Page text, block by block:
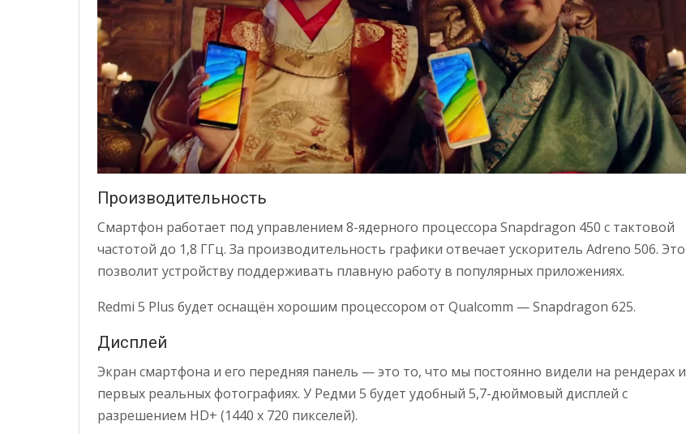
Производительность
Смартфон работает под управлением 8-ядерного процессора Snapdragon 450 с тактовой
частотой до 1,8 ГГц. За производительность графики отвечает ускоритель Adreno 506. Это
позволит устройству поддерживать плавную работу в популярных приложениях.
Redmi 5 Plus будет оснащён хорошим процессором от Qualcomm — Snapdragon 625.
Дисплей
Экран смартфона и его передняя панель — это то, что мы постоянно видели на рендерах и
первых реальных фотографиях. У Редми 5 будет удобный 5,7-дюймовый дисплей с
разрешением HD+ (1440 x 720 пикселей).